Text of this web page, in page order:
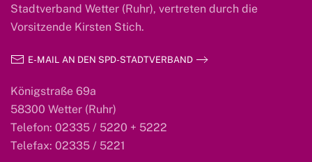
Stadtverband Wetter (Ruhr), vertreten durch die
Vorsitzende Kirsten Stich.
E-MAIL AN DEN SPD-STADTVERBAND
Königstraße 69a
58300 Wetter (Ruhr)
Telefon: 02335 / 5220 + 5222
Telefax: 02335 / 5221